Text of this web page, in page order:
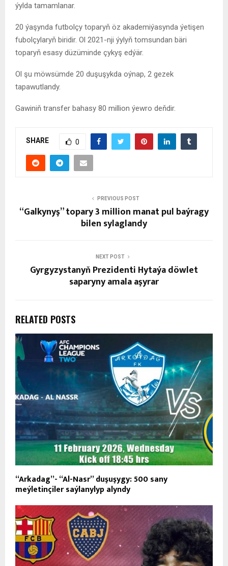
ýylda tamamlanar.
20 ýaşynda futbolçy toparyň öz akademiýasynda ýetişen
fubolçylaryň biridir. Ol 2021-nji ýylyň tomsundan bäri
toparyň esasy düzüminde çykyş edýär.
Ol şu möwsümde 20 duşuşykda oýnap, 2 gezek
tapawutlandy.
Gawiniň transfer bahasy 80 million ýewro deňdir.
SHARE 0
PREVIOUS POST
“Galkynyş” topary 3 million manat pul baýragy
bilen sylaglandy
NEXT POST
Gyrgyzystanyň Prezidenti Hytaýa döwlet
saparyny amala aşyrar
RELATED POSTS
“Arkadag”- “Al-Nasr” duşuşygy: 500 sany
meýletinçiler saýlanylyp alyndy